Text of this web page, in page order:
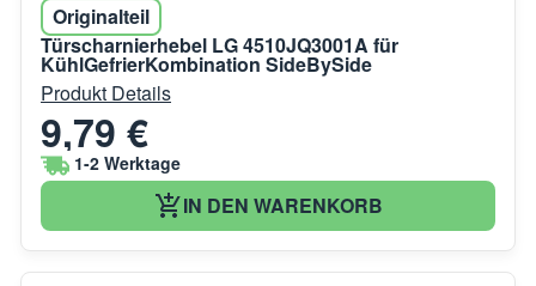
Originalteil
Türscharnierhebel LG 4510JQ3001A für
KühlGefrierKombination SideBySide
Produkt Details
9,79 €
1-2 Werktage
IN DEN WARENKORB